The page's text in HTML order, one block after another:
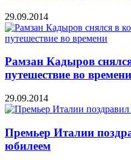
29.09.2014
Рамзан Кадыров
путешествие во времени
29.09.2014
Премьер Италии
юбилеем